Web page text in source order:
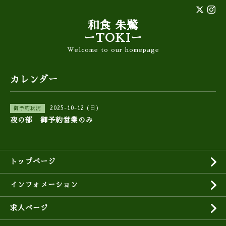
和食 朱鷺
ーTOKIー
Welcome to our homepage
カレンダー
御予約状況 2025-10-12 (日)
夜の部 御予約営業のみ
トップページ
インフォメーション
求人ページ